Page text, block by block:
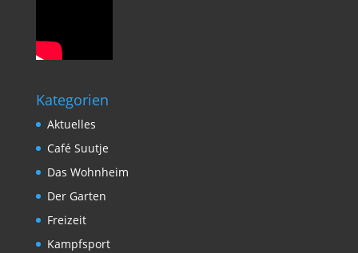
Kategorien
Aktuelles
Café Suutje
Das Wohnheim
Der Garten
Freizeit
Kampfsport